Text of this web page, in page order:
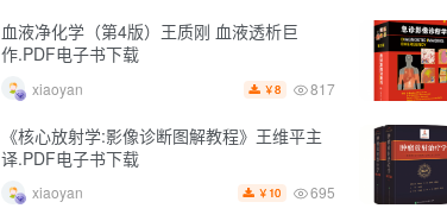
血液净化学（第4版）王质刚 血液透析巨
作.PDF电子书下载
xiaoyan ￥8 817
《核心放射学:影像诊断图解教程》王维平主
译.PDF电子书下载
xiaoyan ￥ 10 695